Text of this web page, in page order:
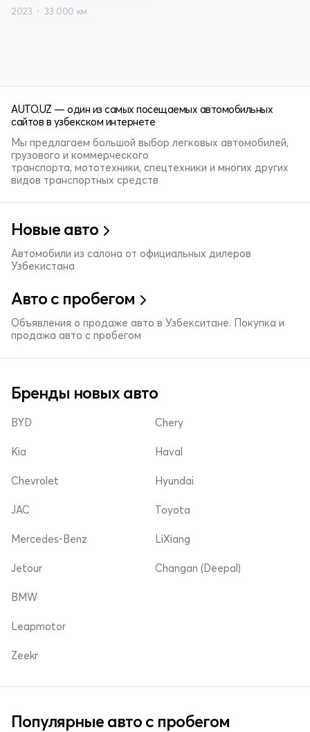
2023 33 000 км
AUTO.UZ — один из самых посещаемых автомобильных
сайтов в узбекском интернете
Мы предлагаем большой выбор легковых автомобилей,
грузового и коммерческого
транспорта, мототехники, спецтехники и многих других
видов транспортных средств
Новые авто
Автомобили из салона от официальных дилеров
Узбекистана
Авто с пробегом
Объявления о продаже авто в Узбекситане. Покупка и
продажа авто с пробегом
Бренды новых авто
BYD
Kia
Chevrolet
Chery
Haval
Hyundai
JAC
Mercedes-Benz
Jetour
Toyota
LiXiang
Changan (Deepal)
BMW
Leapmotor
Zeekr
Популярные авто с пробегом